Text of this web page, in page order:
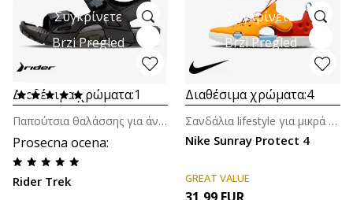
Συγκρίνετε
Brzi Pregled
Διαθέσιμα χρώματα:1
Prosecna ocena:
Rider Trek
Παπούτσια θαλάσσης για άνδρες
Συγκρίνετε
Brzi Pregled
Διαθέσιμα χρώματα:4
Nike Sunray Protect 4
Σανδάλια lifestyle για μικρά παιδιά
GREAT VALUE